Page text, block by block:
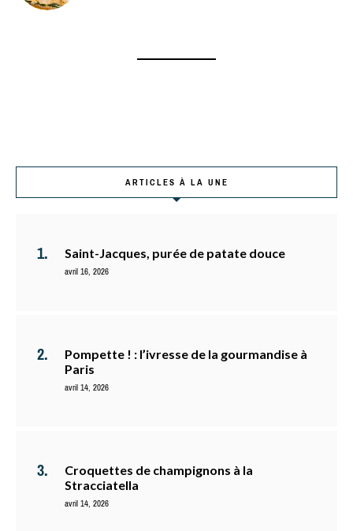
ARTICLES À LA UNE
Saint-Jacques, purée de patate douce
avril 16, 2026
Pompette ! : l’ivresse de la gourmandise à
Paris
avril 14, 2026
Croquettes de champignons à la
Stracciatella
avril 14, 2026